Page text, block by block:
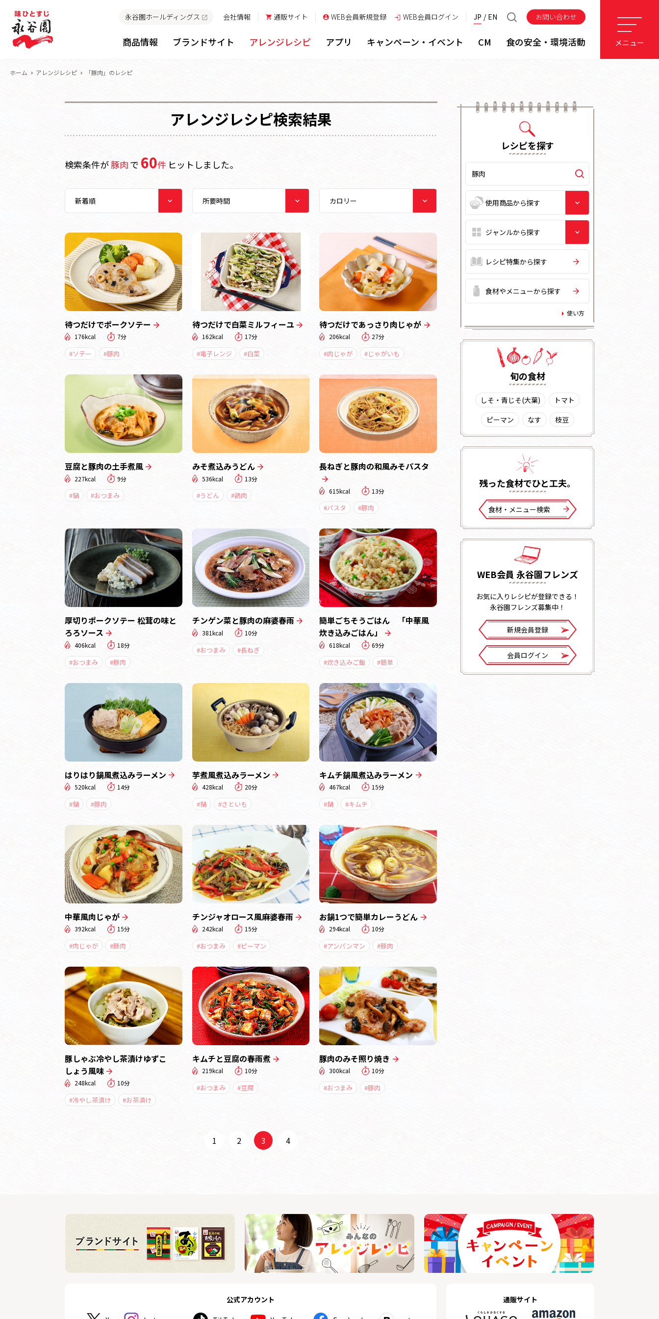
永谷園ホールディングス 会社情報 通販サイト WEB会員新規登録 WEB会員ログイン JP EN お問い合わせ
商品情報 ブランドサイト アレンジレシピ アプリ キャンペーン・イベント CM 食の安全・環境活動 メニュー
ホーム アレンジレシピ 「豚肉」のレシピ
アレンジレシピ検索結果
検索条件が豚肉で 60件 ヒットしました。
待つだけでポークソテー
176kcal 7分
#ソテー #豚肉
待つだけで白菜ミルフィーユ
162kcal 17分
#電子レンジ #白菜
待つだけであっさり肉じゃが
206kcal 27分
#肉じゃが #じゃがいも
豆腐と豚肉の土手煮風
227kcal 9分
#鍋 #おつまみ
みそ煮込みうどん
536kcal 13分
#うどん #鶏肉
長ねぎと豚肉の和風みそパスタ
615kcal 13分
#パスタ #豚肉
厚切りポークソテー 松茸の味と
ろろソース
406kcal 18分
#おつまみ #豚肉
チンゲン菜と豚肉の麻婆春雨
381kcal 10分
#おつまみ #長ねぎ
簡単ごちそうごはん 「中華風
炊き込みごはん」
618kcal 69分
#炊き込みご飯 #簡単
はりはり鍋風煮込みラーメン
520kcal 14分
#鍋 #豚肉
芋煮風煮込みラーメン
428kcal 20分
#鍋 #さといも
キムチ鍋風煮込みラーメン
467kcal 15分
#鍋 #キムチ
中華風肉じゃが
392kcal 15分
#肉じゃが #豚肉
チンジャオロース風麻婆春雨
242kcal 15分
#おつまみ #ピーマン
お鍋1つで簡単カレーうどん
294kcal 10分
#アンパンマン #豚肉
豚しゃぶ冷やし茶漬けゆずこ
しょう風味
248kcal 10分
#冷やし茶漬け #お茶漬け
キムチと豆腐の春雨煮
219kcal 10分
#おつまみ #豆腐
豚肉のみそ照り焼き
300kcal 10分
#おつまみ #豚肉
1 2 3 4
レシピを探す
レシピ特集から探す
食材やメニューから探す
使い方
旬の⾷材
しそ・青じそ(大葉)
トマト
ピーマン
なす 枝豆
残った⾷材でひと⼯夫。
⾷材・メニュー検索
WEB会員 永谷園フレンズ
お気に入りレシピが登録できる！
永谷園フレンズ募集中！
新規会員登録
会員ログイン
公式アカウント 通販サイト